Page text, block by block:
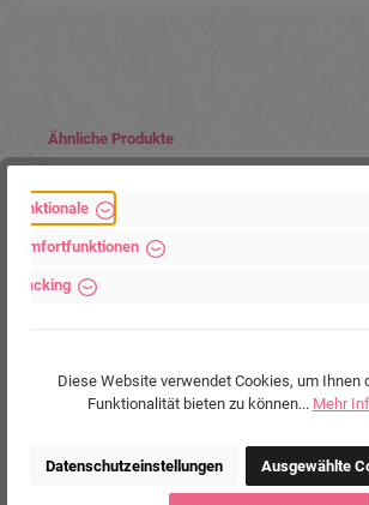
Produktgalerie überspringen
Ähnliche Produkte
Fake Plug UV-Acryl 8 Farben
Stahl Ohrstecker
Funktionale
Komfortfunktionen
Tracking
Diese Website verwendet Cookies, um Ihnen
Funktionalität bieten zu können... Mehr
Datenschutzeinstellungen Ausgewählte